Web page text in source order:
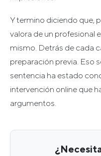
Y termino diciendo que,
valora de un profesional
mismo. Detrás de cada
preparación previa. Eso
sentencia ha estado
intervención online que
argumentos.